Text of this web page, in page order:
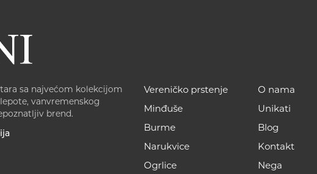
sa najvećom kolekcijom
vanvremenskog
brend.
Vereničko prstenje
Minđuše
Burme
Narukvice
Ogrlice
O nama
Unikati
Blog
Kontakt
Nega